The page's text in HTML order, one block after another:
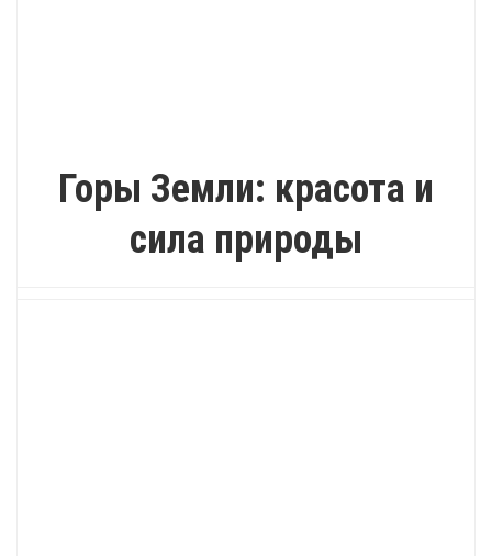
Горы Земли: красота и
сила природы